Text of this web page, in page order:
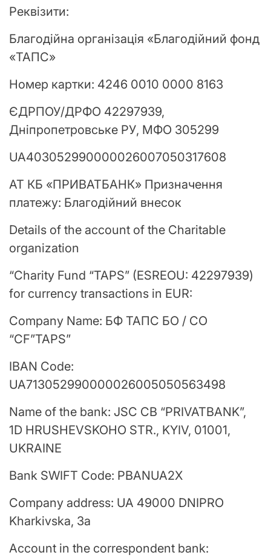
Реквізити:
Благодійна організація «Благодійний фонд
«ТАПС»
Номер картки: 4246 0010 0000 8163
ЄДРПОУ/ДРФО 42297939,
Дніпропетровське РУ, МФО 305299
UA403052990000026007050317608
АТ КБ «ПРИВАТБАНК» Призначення
платежу: Благодійний внесок
Details of the account of the Charitable
organization
“Charity Fund “TAPS” (ESREOU: 42297939)
for currency transactions in EUR:
Company Name: БФ TAПC БО / CO
“CF”TAPS”
IBAN Code:
UA713052990000026005050563498
Name of the bank: JSC CB “PRIVATBANK”,
1D HRUSHEVSKOHO STR., KYIV, 01001,
UKRAINE
Bank SWIFT Code: PBANUA2X
Company address: UA 49000 DNIPRO
Kharkivska, 3a
Account in the correspondent bank: